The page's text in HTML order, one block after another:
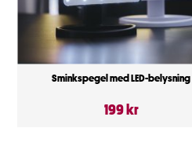
Sminkspegel med LED-belysning
199 kr